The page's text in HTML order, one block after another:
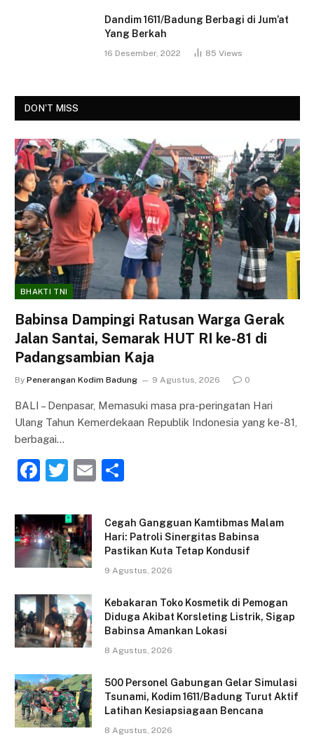
Dandim 1611/Badung Berbagi di Jum’at
Yang Berkah
16 Desember, 2022 85 Views
DON'T MISS
BHAKTI TNI
Babinsa Dampingi Ratusan Warga Gerak
Jalan Santai, Semarak HUT RI ke-81 di
Padangsambian Kaja
By Penerangan Kodim Badung 9 Agustus, 2026 0
BALI – Denpasar, Memasuki masa pra-peringatan Hari
Ulang Tahun Kemerdekaan Republik Indonesia yang ke-81,
berbagai…
F
c
e
b
o
k
T
itt
er
E
ai ar
e
Cegah Gangguan Kamtibmas Malam
Hari: Patroli Sinergitas Babinsa
Pastikan Kuta Tetap Kondusif
9 Agustus, 2026
Kebakaran Toko Kosmetik di Pemogan
Diduga Akibat Korsleting Listrik, Sigap
Babinsa Amankan Lokasi
8 Agustus, 2026
500 Personel Gabungan Gelar Simulasi
Tsunami, Kodim 1611/Badung Turut Aktif
Latihan Kesiapsiagaan Bencana
8 Agustus, 2026